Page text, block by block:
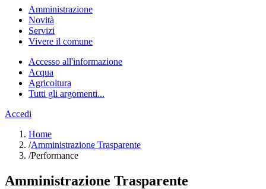
Amministrazione
Novità
Servizi
Vivere il comune
Accesso all'informazione
Acqua
Agricoltura
Tutti gli argomenti...
Accedi
Home
/Amministrazione Trasparente
/Performance
Amministrazione Trasparente